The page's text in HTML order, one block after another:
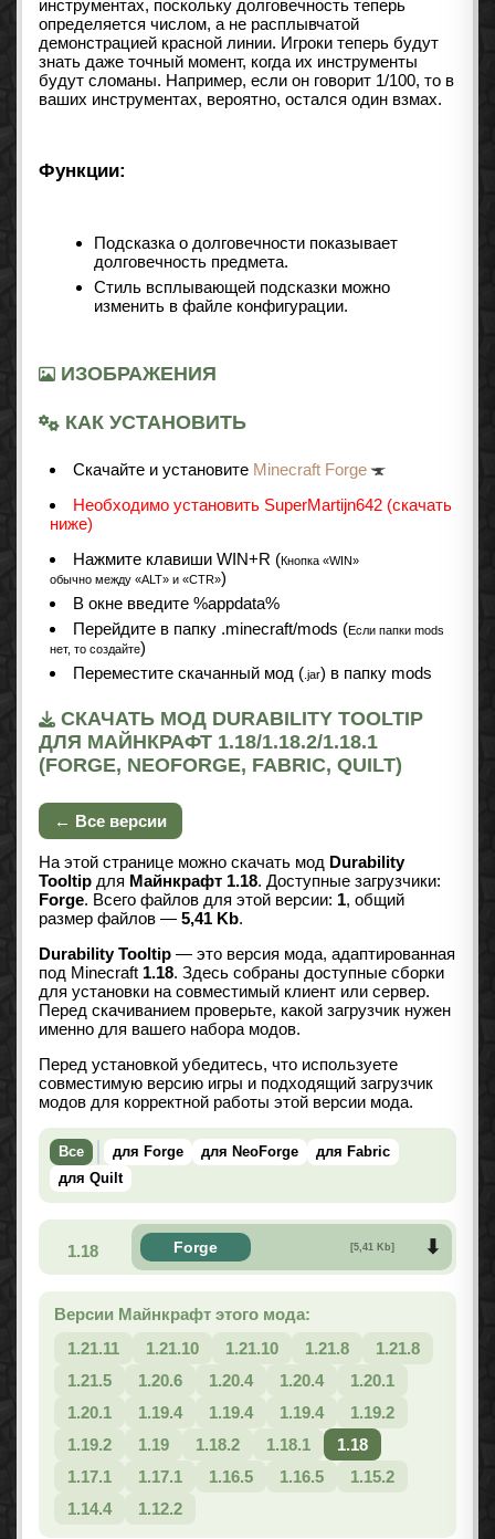
инструментах, поскольку долговечность теперь
определяется числом, а не расплывчатой ​​
демонстрацией красной линии. Игроки теперь будут
знать даже точный момент, когда их инструменты
будут сломаны. Например, если он говорит 1/100, то в
ваших инструментах, вероятно, остался один взмах.
Функции:
Подсказка о долговечности показывает
долговечность предмета.
Стиль всплывающей подсказки можно
изменить в файле конфигурации.
ИЗОБРАЖЕНИЯ
КАК УСТАНОВИТЬ
Cкачайте и установите Minecraft Forge
Необходимо установить SuperMartijn642 (скачать
ниже)
Нажмите клавиши WIN+R (Кнопка «WIN»
обычно между «ALT» и «CTR»)
В окне введите %appdata%
Перейдите в папку .minecraft/mods (Если папки mods
нет, то создайте)
Переместите скачанный мод ( .jar) в папку mods
СКАЧАТЬ МОД DURABILITY TOOLTIP
ДЛЯ МАЙНКРАФТ 1.18/1.18.2/1.18.1
(FORGE, NEOFORGE, FABRIC, QUILT)
← Все версии
На этой странице можно скачать мод Durability
Tooltip для Майнкрафт 1.18. Доступные загрузчики:
Forge. Всего файлов для этой версии: 1, общий
размер файлов — 5,41 Kb.
Durability Tooltip — это версия мода, адаптированная
под Minecraft 1.18. Здесь собраны доступные сборки
для установки на совместимый клиент или сервер.
Перед скачиванием проверьте, какой загрузчик нужен
именно для вашего набора модов.
Перед установкой убедитесь, что используете
совместимую версию игры и подходящий загрузчик
модов для корректной работы этой версии мода.
Все для Forge для NeoForge
для Fabric
для Quilt
1.18 Forge [5,41 Kb]
Версии Майнкрафт этого мода:
1.21.11
1.21.10 1.21.10 1.21.8
1.21.8
1.21.5
1.20.6 1.20.4 1.20.4
1.20.1
1.20.1
1.19.4 1.19.4 1.19.4
1.19.2
1.19.2
1.19 1.18.2 1.18.1
1.18
1.17.1
1.17.1 1.16.5 1.16.5
1.15.2
1.14.4
1.12.2